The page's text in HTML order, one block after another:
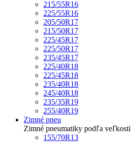
215/55R16
225/55R16
205/50R17
215/50R17
225/45R17
225/50R17
235/45R17
225/40R18
225/45R18
235/40R18
245/40R18
235/35R19
255/40R19
Zimné pneu
Zimné pneumatiky podľa veľkosti
155/70R13